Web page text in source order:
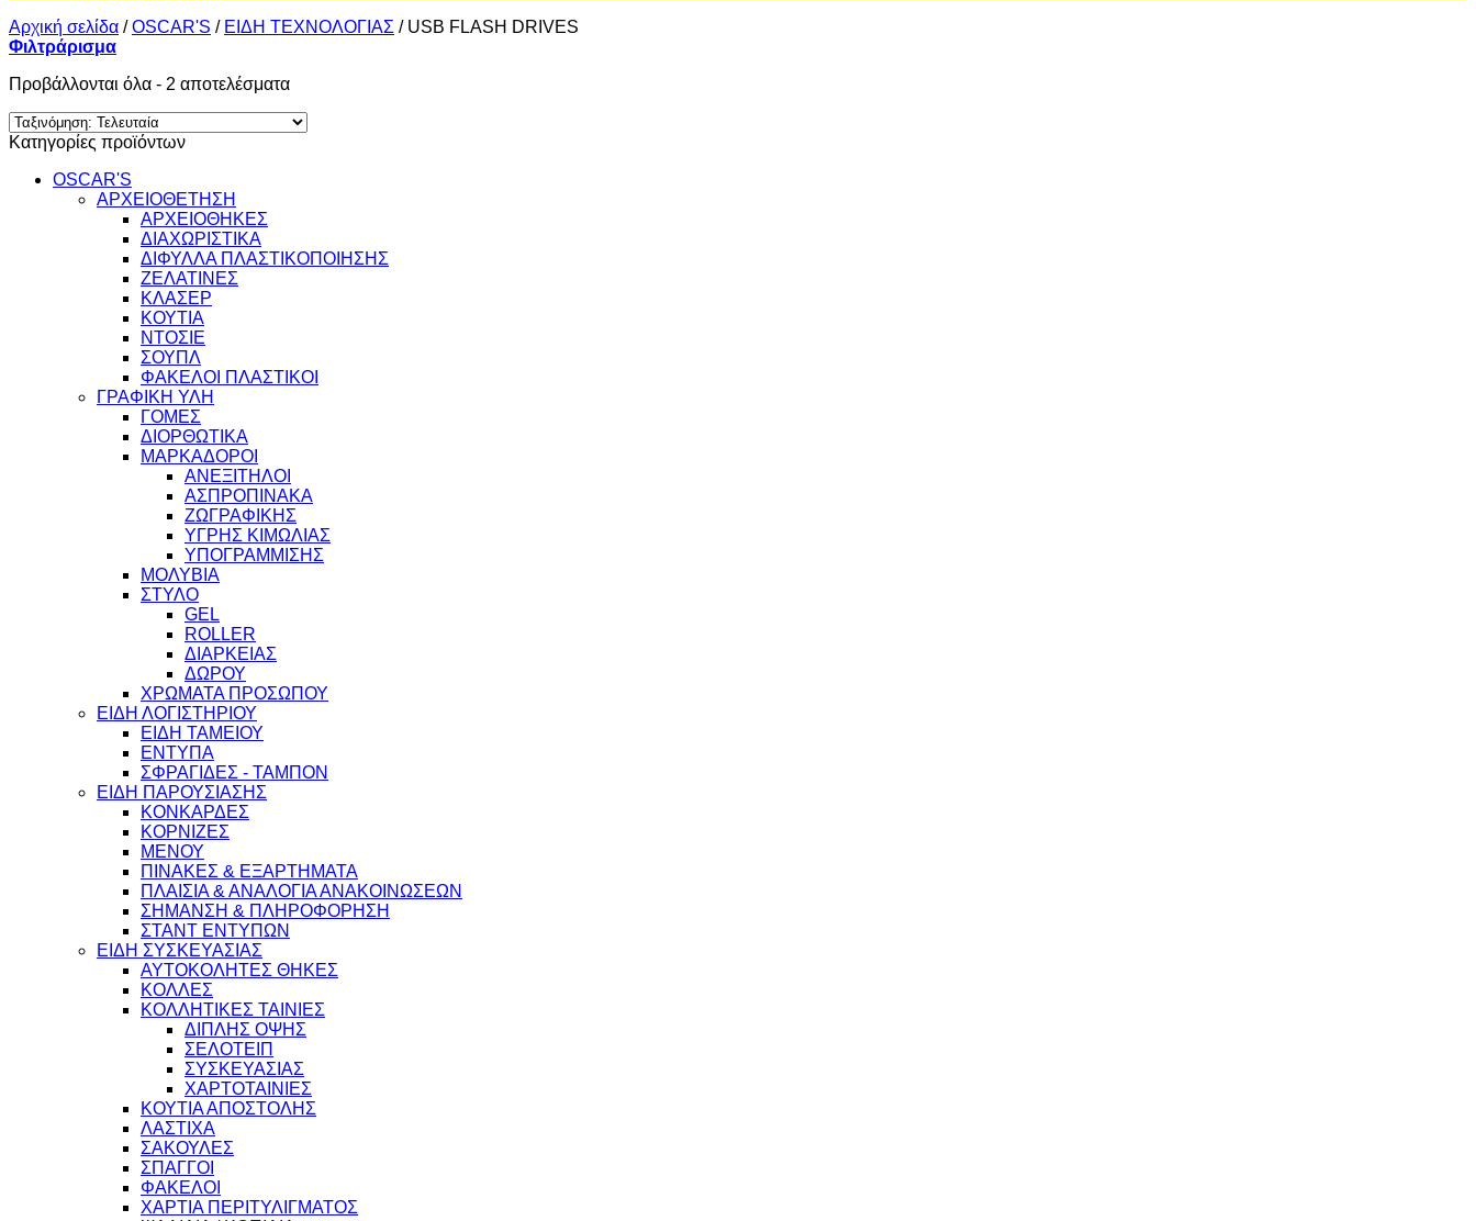
Αρχική σελίδα / OSCAR'S / ΕΙΔΗ ΤΕΧΝΟΛΟΓΙΑΣ /USB FLASH DRIVES
Φιλτράρισμα
Προβάλλονται όλα - 2 αποτελέσματαSorted
latest
Κατηγορίες προϊόντων
OSCAR'S
ΑΡΧΕΙΟΘΕΤΗΣΗ
ΑΡΧΕΙΟΘΗΚΕΣ
ΔΙΑΧΩΡΙΣΤΙΚΑ
ΔΙΦΥΛΛΑ ΠΛΑΣΤΙΚΟΠΟΙΗΣΗΣ
ΖΕΛΑΤΙΝΕΣ
ΚΛΑΣΕΡ
ΚΟΥΤΙΑ
ΝΤΟΣΙΕ
ΣΟΥΠΛ
ΦΑΚΕΛΟΙ ΠΛΑΣΤΙΚΟΙ
ΓΡΑΦΙΚΗ ΥΛΗ
ΓΟΜΕΣ
ΔΙΟΡΘΩΤΙΚΑ
ΜΑΡΚΑΔΟΡΟΙ
ΑΝΕΞΙΤΗΛΟΙ
ΑΣΠΡΟΠΙΝΑΚΑ
ΖΩΓΡΑΦΙΚΗΣ
ΥΓΡΗΣ ΚΙΜΩΛΙΑΣ
ΥΠΟΓΡΑΜΜΙΣΗΣ
ΜΟΛΥΒΙΑ
ΣΤΥΛΟ
GEL
ROLLER
ΔΙΑΡΚΕΙΑΣ
ΔΩΡΟΥ
ΧΡΩΜΑΤΑ ΠΡΟΣΩΠΟΥ
ΕΙΔΗ ΛΟΓΙΣΤΗΡΙΟΥ
ΕΙΔΗ ΤΑΜΕΙΟΥ
ΕΝΤΥΠΑ
ΣΦΡΑΓΙΔΕΣ - ΤΑΜΠΟΝ
ΕΙΔΗ ΠΑΡΟΥΣΙΑΣΗΣ
ΚΟΝΚΑΡΔΕΣ
ΚΟΡΝΙΖΕΣ
ΜΕΝΟΥ
ΠΙΝΑΚΕΣ & ΕΞΑΡΤΗΜΑΤΑ
ΠΛΑΙΣΙΑ & ΑΝΑΛΟΓΙΑ ΑΝΑΚΟΙΝΩΣΕΩΝ
ΣΗΜΑΝΣΗ & ΠΛΗΡΟΦΟΡΗΣΗ
ΣΤΑΝΤ ΕΝΤΥΠΩΝ
ΕΙΔΗ ΣΥΣΚΕΥΑΣΙΑΣ
ΑΥΤΟΚΟΛΗΤΕΣ ΘΗΚΕΣ
ΚΟΛΛΕΣ
ΚΟΛΛΗΤΙΚΕΣ ΤΑΙΝΙΕΣ
ΔΙΠΛΗΣ ΟΨΗΣ
ΣΕΛΟΤΕΙΠ
ΣΥΣΚΕΥΑΣΙΑΣ
ΧΑΡΤΟΤΑΙΝΙΕΣ
ΚΟΥΤΙΑ ΑΠΟΣΤΟΛΗΣ
ΛΑΣΤΙΧΑ
ΣΑΚΟΥΛΕΣ
ΣΠΑΓΓΟΙ
ΦΑΚΕΛΟΙ
ΧΑΡΤΙΑ ΠΕΡΙΤΥΛΙΓΜΑΤΟΣ